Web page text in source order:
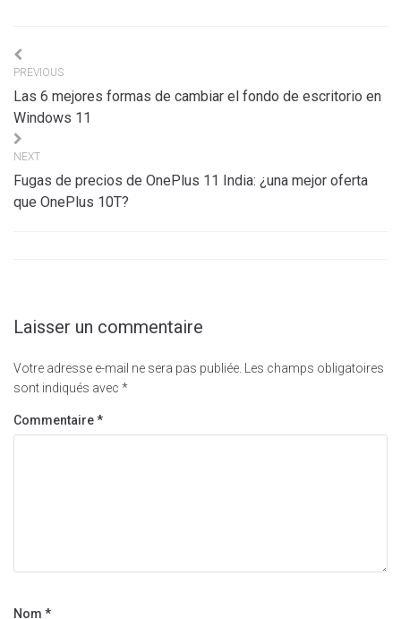
Navigation
de
l’article
PREVIOUS
Las 6 mejores formas de cambiar el fondo de escritorio en
Windows 11
NEXT
Fugas de precios de OnePlus 11 India: ¿una mejor oferta
que OnePlus 10T?
Laisser un commentaire
Votre adresse e-mail ne sera pas publiée. Les champs obligatoires
sont indiqués avec *
Commentaire*
Nom *